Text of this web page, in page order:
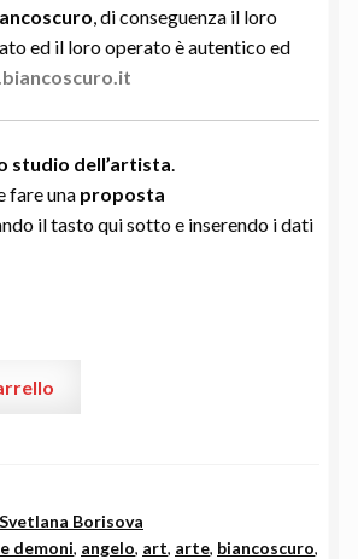
, di conseguenza il loro
ed il loro operato è autentico ed
studio dell’artista
fare una proposta
il tasto qui sotto e inserendo i dati
Svetlana Borisova
demoni, angelo, art, arte, biancoscuro,